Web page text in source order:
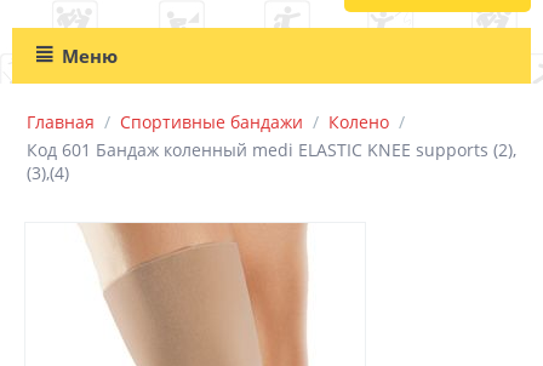
Меню
Главная / Спортивные бандажи / Колено /
Код 601 Бандаж коленный medi ELASTIC KNEE supports (2),
(3),(4)